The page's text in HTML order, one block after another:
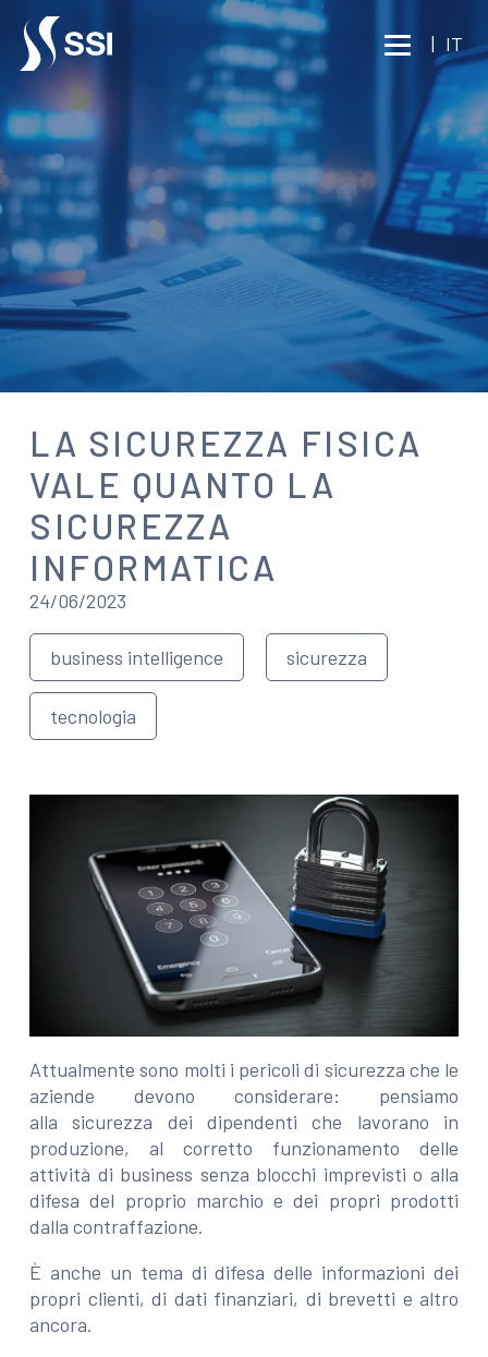
Vai al contenuto principale
| IT
NEWS
LA SICUREZZA FISICA
VALE QUANTO LA
SICUREZZA
INFORMATICA
24/06/2023
business intelligence sicurezza
tecnologia
Attualmente sono molti i pericoli di sicurezza che le
aziende devono considerare: pensiamo
alla sicurezza dei dipendenti che lavorano in
produzione, al corretto funzionamento delle
attività di business senza blocchi imprevisti o alla
difesa del proprio marchio e dei propri prodotti
dalla contraffazione.
È anche un tema di difesa delle informazioni dei
propri clienti, di dati finanziari, di brevetti e altro
ancora.